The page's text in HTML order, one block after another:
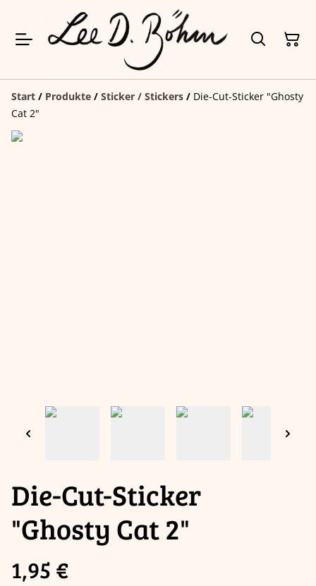
Start / Produkte / Sticker / Stickers / Die-Cut-Sticker "Ghosty
Cat 2"
Die-Cut-Sticker
"Ghosty Cat 2"
1,95 €